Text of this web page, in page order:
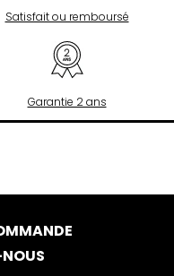
Satisfait ou remboursé
Garantie 2 ans